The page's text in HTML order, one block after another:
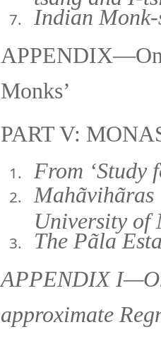
Indian
Monks’
PART V:
From ‘Study
University of
The Pãla
APPENDIX
approximate